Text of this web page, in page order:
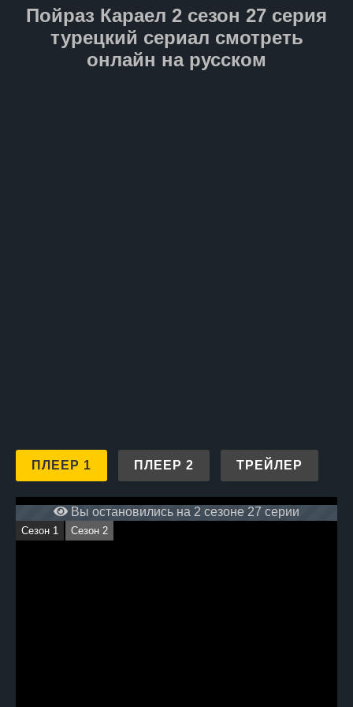
путешествие станет для него
не только проверкой силы
духа, но и свидетельством
настоящего отцовского
мужества.
Пойраз Караел 2 сезон 27 серия
турецкий сериал смотреть
онлайн на русском
ПЛЕЕР 1 ПЛЕЕР 2 ТРЕЙЛЕР
Вы остановились на 2 сезоне 27 серии
Сезон 1 Сезон 2